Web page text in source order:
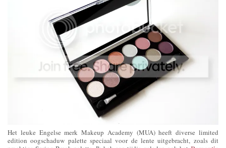
Het leuke Engelse merk Makeup Academy (MUA) heeft diverse limited
edition oogschaduw palette speciaal voor de lente uitgebracht, zoals dit